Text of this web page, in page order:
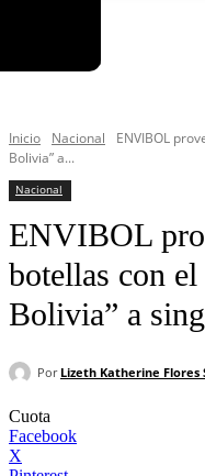
Inicio Nacional
ENVIBOL
Bolivia” a...
Nacional
ENVIBOL
botellas con
Bolivia” a
Por Lizeth Katherine Flores
Cuota
Facebook
X